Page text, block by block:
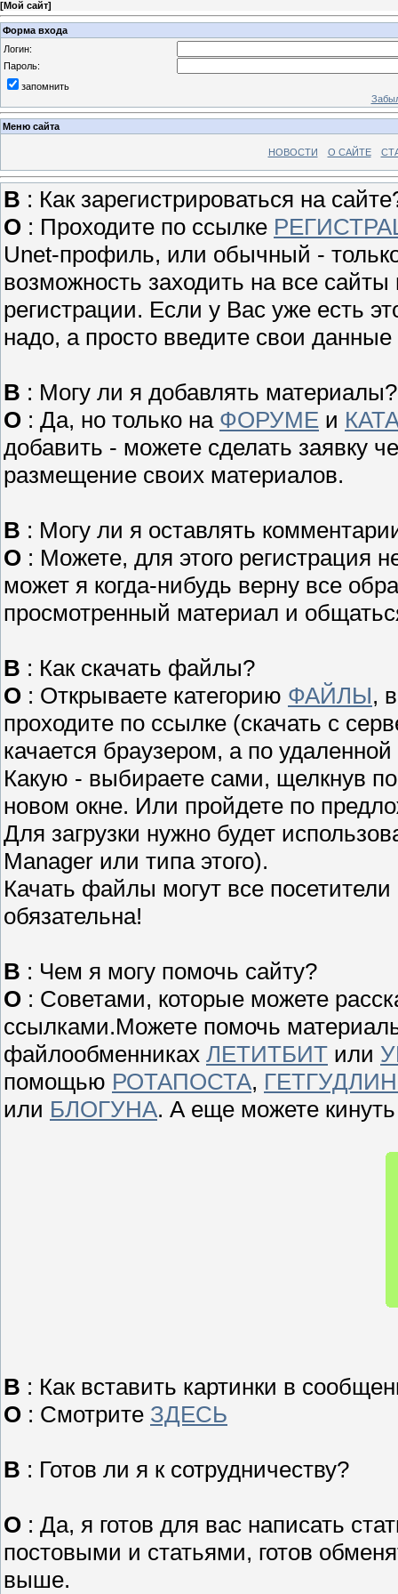
[Мой сайт]
Форма входа
Логин:
Пароль:
запомнить
Меню сайта
НОВОСТИ О САЙТЕ
В : Как зарегистрироваться на
О : Проходите по ссылке
Unet-профиль, или обычный -
возможность заходить на все
регистрации. Если у Вас уже есть
надо, а просто введите свои
В : Могу ли я добавлять материалы?
О : Да, но только на ФОРУМЕ и
добавить - можете сделать заявку
размещение своих материалов.
В : Могу ли я оставлять
О : Можете, для этого регистрация
может я когда-нибудь верну все
просмотренный материал и
В : Как скачать файлы?
О : Открываете категорию ФАЙЛЫ,
проходите по ссылке (скачать с
качается браузером, а по
Какую - выбираете сами, щелкнув
новом окне. Или пройдете по
Для загрузки нужно будет
Manager или типа этого).
Качать файлы могут все посетители
обязательна!
В : Чем я могу помочь сайту?
О : Советами, которые можете
ссылками.Можете помочь
файлообменниках ЛЕТИТБИТ или
помощью РОТАПОСТА,
или БЛОГУНА. А еще можете
В : Как вставить картинки в
О : Смотрите ЗДЕСЬ
В : Готов ли я к сотрудничеству?
О : Да, я готов для вас написать
постовыми и статьями, готов
выше.